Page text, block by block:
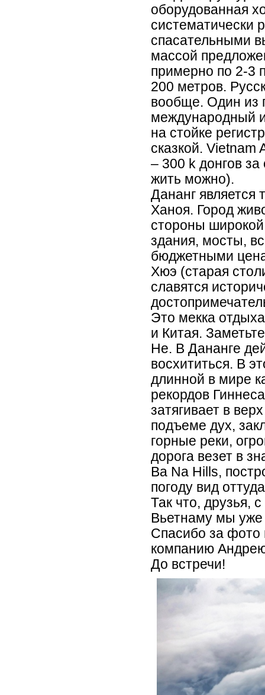
оборудованная
систематически
спасательными
массой
примерно по 2-3
200 метров.
вообще. Один из
международный
на стойке
сказкой. Vietnam
– 300 k донгов
жить можно).
Дананг является
Ханоя. Город
стороны широкой
здания, мосты,
бюджетными
Хюэ (старая
славятся
Это мекка
и Китая.
Не. В Дананге
восхититься. В
длинной в мире
рекордов
затягивает в
подъеме дух,
горные реки,
дорога везет в
Ba Na Hills,
погоду вид
Так что, друзья,
Вьетнаму мы уже
Спасибо за фото
компанию
До встречи!